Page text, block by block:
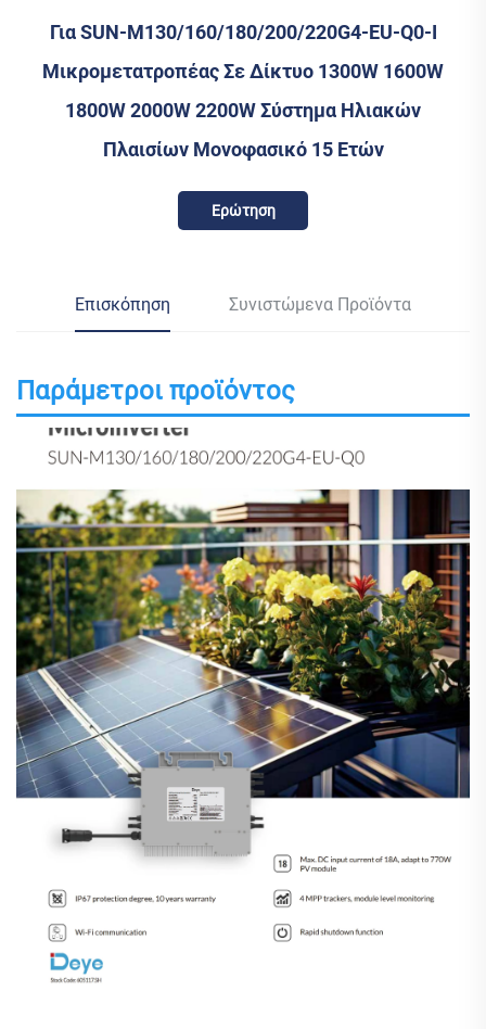
Για SUN-M130/160/180/200/220G4-EU-Q0-I
Μικρομετατροπέας Σε Δίκτυο 1300W 1600W
1800W 2000W 2200W Σύστημα Ηλιακών
Πλαισίων Μονοφασικό 15 Ετών
Ερώτηση
Επισκόπηση Συνιστώμενα Προϊόντα
Παράμετροι προϊόντος